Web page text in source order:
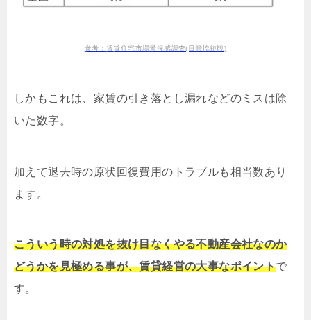
参考：賃貸住宅市場景況感調査(日管協短観)
しかもこれは、家賃の引き落とし漏れなどのミスは除
いた数字。
加えて退去時の原状回復費用のトラブルも相当数あり
ます。
こういう時の対処を抜け目なくやる不動産会社なのか
どうかを見極める事が、賃貸経営の大事なポイントで
す。